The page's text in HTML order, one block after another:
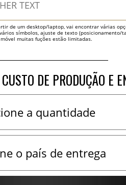
de um desktop/laptop, vai encontrar várias
símbolos, ajuste de texto (posicionamento/
muitas fuções estão limitadas.
DE PRODUÇÃO E